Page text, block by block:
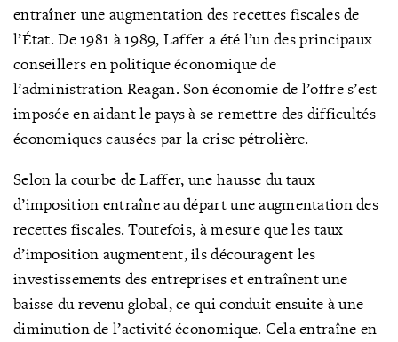
entraîner une augmentation des recettes fiscales de
l’État. De 1981 à 1989, Laffer a été l’un des principaux
conseillers en politique économique de
l’administration Reagan. Son économie de l’offre s’est
imposée en aidant le pays à se remettre des difficultés
économiques causées par la crise pétrolière.
Selon la courbe de Laffer, une hausse du taux
d’imposition entraîne au départ une augmentation des
recettes fiscales. Toutefois, à mesure que les taux
d’imposition augmentent, ils découragent les
investissements des entreprises et entraînent une
baisse du revenu global, ce qui conduit ensuite à une
diminution de l’activité économique. Cela entraîne en